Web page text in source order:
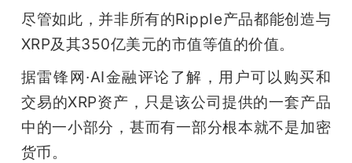
尽管如此，并非所有的Ripple产品都能创造与
XRP及其350亿美元的市值等值的价值。
据雷锋网·AI金融评论了解，用户可以购买和
交易的XRP资产，只是该公司提供的一套产品
中的一小部分，甚而有一部分根本就不是加密
货币。